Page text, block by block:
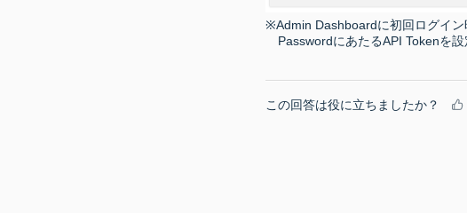
※Admin Dashboardに初回ログイ
PasswordにあたるAPI Tokenを設
この回答は役に立ちましたか？